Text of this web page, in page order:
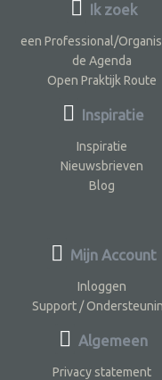
Ik zoek
een Professional/
de Agenda
Open Praktijk Route
Inspiratie
Inspiratie
Nieuwsbrieven
Blog
Mijn Account
Inloggen
Support /
Algemeen
Privacy statement